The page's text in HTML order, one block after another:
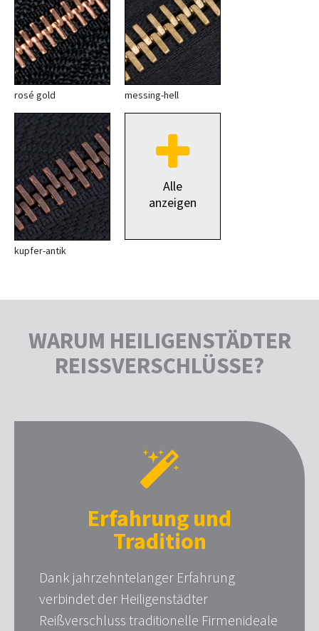
rosé gold messing-hell
kupfer-antik
Alle
anzeigen
WARUM HEILIGENSTÄDTER
REISSVERSCHLÜSSE?
Erfahrung und
Tradition
Dank jahrzehntelanger Erfahrung
verbindet der Heiligenstädter
Reißverschluss traditionelle Firmenideale